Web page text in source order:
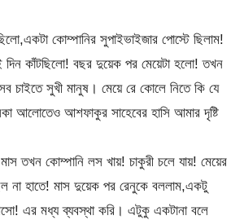
কোম্পানির সুপাইভাইজার পোস্টে ছিলাম!
কাঁটছিলো! বছর দুয়েক পর মেয়েটা হলো! তখন
চাইতে সুখী মানুষ। মেয়ে রে কোলে নিতে কি যে
আলোতেও আশফাকুর সাহেবের হাসি আমার দৃষ্টি
তখন কোম্পানি লস খায়! চাকুরী চলে যায়! মেয়ের
না হাতে! মাস দুয়েক পর রেনুকে বললাম,একটু
এর মধ্য ব্যবস্থা করি। এটুকু একটানা বলে